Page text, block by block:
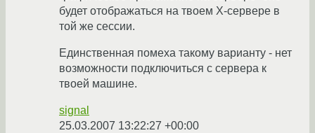
будет отображаться на твоем X-сервере в
той же сессии.
Единственная помеха такому варианту - нет
возможности подключиться с сервера к
твоей машине.
signal
25.03.2007 13:22:27 +00:00